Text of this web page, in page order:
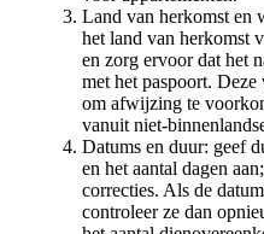
Land van herkomst en
het land van herkomst
en zorg ervoor dat het
met het paspoort. Deze
om afwijzing te
vanuit niet-
Datums en duur: geef
en het aantal dagen
correcties. Als de
controleer ze dan